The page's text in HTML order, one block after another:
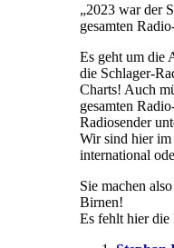
„2023 war der
gesamten
Es geht um die
die Schlager-
Charts! Auch
gesamten
Radiosender
Wir sind hier im
international
Sie machen
Birnen!
Es fehlt hier